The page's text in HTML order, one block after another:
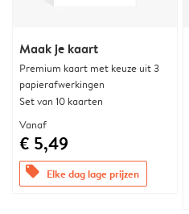
Maak je kaart
Premium kaart met keuze uit 3
papierafwerkingen
Set van 10 kaarten
Vanaf
€ 5,49
offers Elke dag lage prijzen